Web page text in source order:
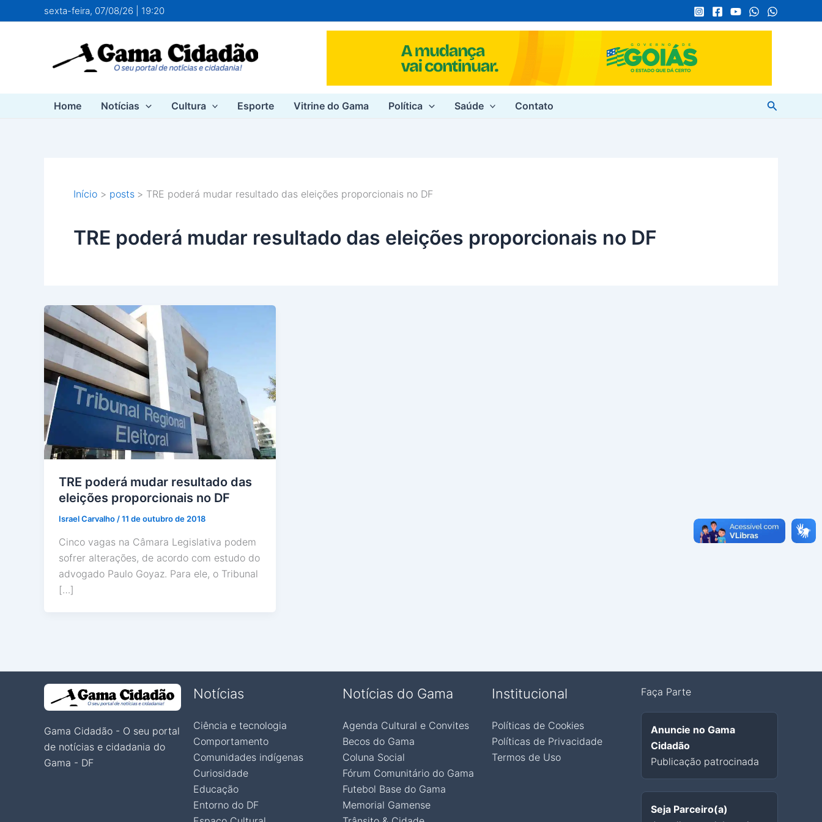
para
sexta-feira, 07/08/26 | 19:20
Home Notícias Cultura Esporte Vitrine do Gama Política Saúde Contato Pesquisar
Início posts TRE poderá mudar resultado das eleições proporcionais no DF
TRE poderá mudar resultado das eleições proporcionais no DF
TRE poderá mudar resultado das
eleições proporcionais no DF
Israel Carvalho/11 de outubro de 2018
Cinco vagas na Câmara Legislativa podem
sofrer alterações, de acordo com estudo do
advogado Paulo Goyaz. Para ele, o Tribunal
[…]
Gama Cidadão - O seu portal
de notícias e cidadania do
Gama - DF
Notícias
Ciência e tecnologia
Comportamento
Comunidades indígenas
Curiosidade
Educação
Entorno do DF
Notícias do Gama
Agenda Cultural e Convites
Becos do Gama
Coluna Social
Fórum Comunitário do Gama
Futebol Base do Gama
Memorial Gamense
Institucional
Políticas de Cookies
Políticas de Privacidade
Termos de Uso
Faça Parte
Anuncie no Gama
Cidadão
Publicação patrocinada
Seja Parceiro(a)